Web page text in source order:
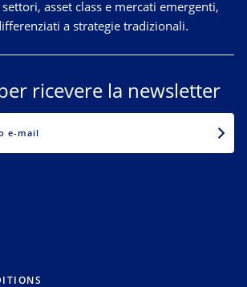
asset class e mercati emergenti,
a strategie tradizionali.
ricevere la newsletter